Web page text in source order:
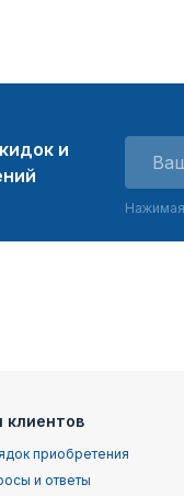
и
клиентов
приобретения
и ответы